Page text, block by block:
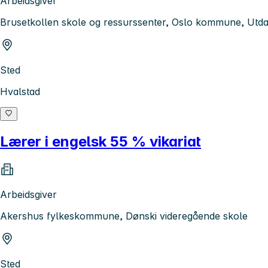
Brusetkollen skole og ressurssenter, Oslo kommune,
Sted
Hvalstad
Lærer i engelsk 55 % vikariat
Arbeidsgiver
Akershus fylkeskommune, Dønski videregående skole
Sted